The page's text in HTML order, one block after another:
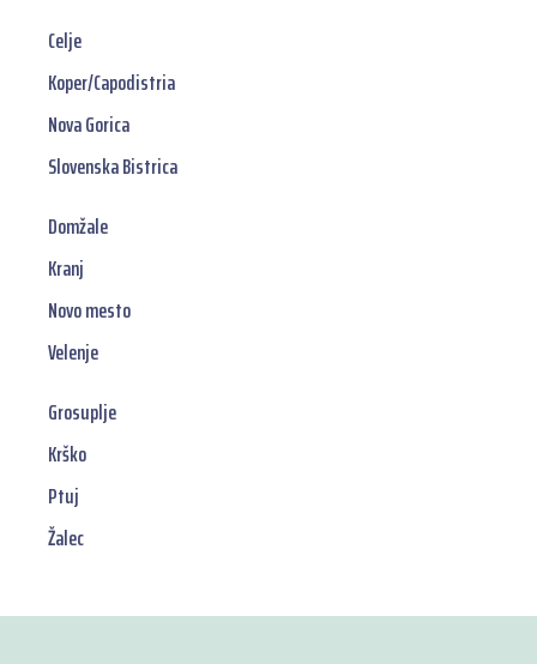
Celje
Koper/Capodistria
Nova Gorica
Slovenska Bistrica
Domžale
Kranj
Novo mesto
Velenje
Grosuplje
Krško
Ptuj
Žalec